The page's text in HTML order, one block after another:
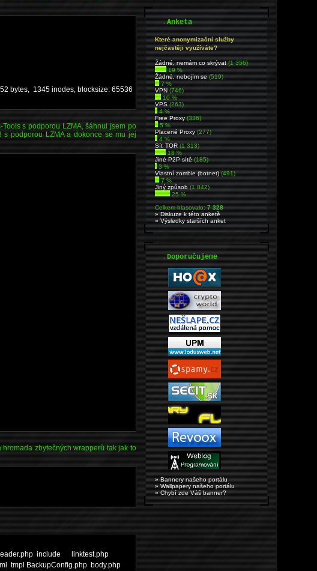
1345 inodes, blocksize: 65536
s podporou LZMA, šáhnul jsem po
s podporou LZMA a dokonce se mu jej
zbytečných wrapperů tak jak to
header.php include linktest.php
tmpl BackupConfig.php body.php
.Anketa
Které anonymizační služby
nejčastěji využíváte?
Źádné, nemám co skrývat(1 356)
19 %
Žádné, nebojím se(519)
7 %
VPN(746)
10 %
VPS(263)
4 %
Free Proxy(336)
5 %
Placené Proxy(277)
4 %
Síť TOR(1 313)
18 %
Jiné P2P sítě(185)
3 %
Vlastní zombie (botnet)(491)
7 %
Jiný způsob(1 842)
25 %
Celkem hlasovalo:7 328
» Diskuze k této anketě
» Výsledky starších anket
.Doporučujeme
» Bannery našeho portálu
» Wallpapery našeho portálu
» Chybí zde Váš banner?